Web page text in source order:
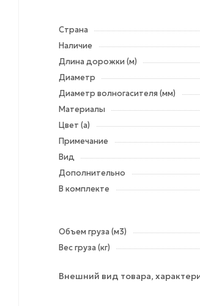
Страна
Наличие
Длина дорожки (м)
Диаметр
Диаметр волногасителя (мм)
Материалы
Цвет (а)
Примечание
Вид
Дополнительно
В комплекте
Объем груза (м3)
Вес груза (кг)
Внешний вид товара,